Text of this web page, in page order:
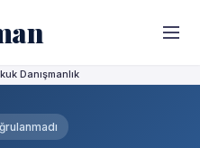
Danışmanlık